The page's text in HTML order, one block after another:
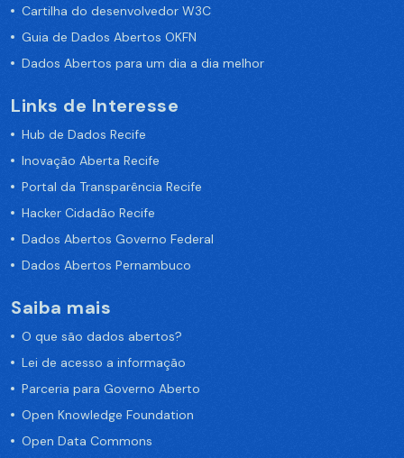
Cartilha do desenvolvedor W3C
Guia de Dados Abertos OKFN
Dados Abertos para um dia a dia melhor
Links de Interesse
Hub de Dados Recife
Inovação Aberta Recife
Portal da Transparência Recife
Hacker Cidadão Recife
Dados Abertos Governo Federal
Dados Abertos Pernambuco
Saiba mais
O que são dados abertos?
Lei de acesso a informação
Parceria para Governo Aberto
Open Knowledge Foundation
Open Data Commons